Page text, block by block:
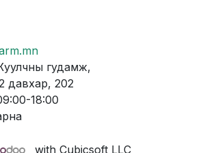
гудамж,
202
18:00
with Cubicsoft LLC